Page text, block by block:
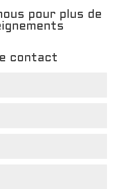
pour plus de
contact